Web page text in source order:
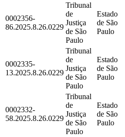
0002356-
86.2025.8.26.0229
Tribunal
de
Justiça
de São
Paulo
Estado
de São
Paulo
0002335-
13.2025.8.26.0229
Tribunal
de
Justiça
de São
Paulo
Estado
de São
Paulo
0002332-
58.2025.8.26.0229
Tribunal
de
Justiça
de São
Paulo
Estado
de São
Paulo